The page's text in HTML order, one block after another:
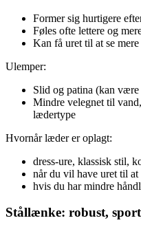
Former sig hurtigere
Føles ofte lettere og
Kan få uret til at se mere
Ulemper:
Slid og patina (kan
Mindre velegnet til
lædertype
Hvornår læder er oplagt:
dress-ure, klassisk stil,
når du vil have uret til
hvis du har mindre
Stållænke: robust,